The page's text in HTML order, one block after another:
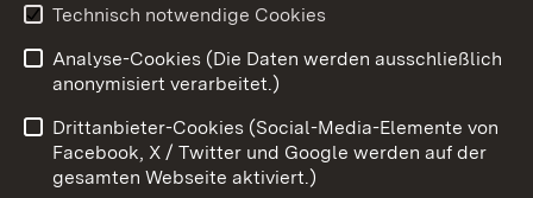
Impressum
Kontakt
Barrierefreiheit
Datenschutz
Cookies
Technisch notwendige Cookies
Analyse-Cookies (Die Daten werden ausschließlich
anonymisiert verarbeitet.)
Drittanbieter-Cookies (Social-Media-Elemente von
Facebook, X / Twitter und Google werden auf der
gesamten Webseite aktiviert.)